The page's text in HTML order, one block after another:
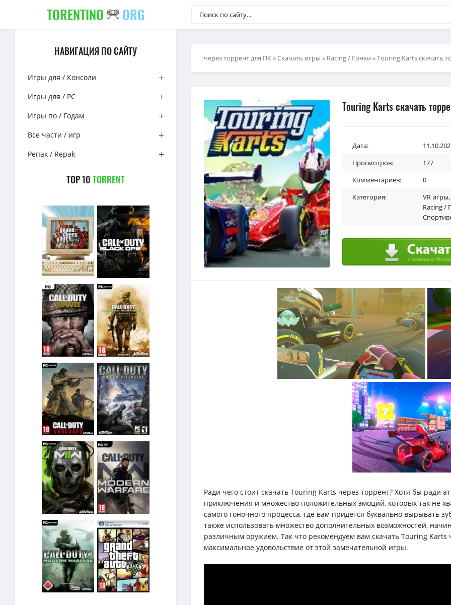
TORENTINO ORG
НАВИГАЦИЯ ПО САЙТУ
Игры для / Консоли
Игры для / PC
Игры по / Годам
Все части / игр
Репак / Repak
TOP 10TORRENT
через торрент для ПК»Скачать игры » Racing / Гонки » Touring Karts скачать
Touring Karts скачать
Дата:
Просмотров:
177
Комментариев:
0
Категория:
VR игры,
Racing /
Ради чего стоит скачать Touring Karts через торрент? Хотя бы ради
приключения и множество положительных эмоций, которых так не
самого гоночного процесса, где вам придется буквально вырывать
также использовать множество дополнительных возможностей,
различным оружием. Так что рекомендуем вам скачать Touring Karts
максимальное удовольствие от этой замечательной игры.